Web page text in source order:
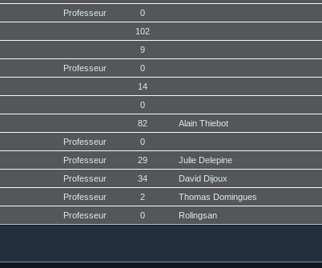
Professeur
0
102
9
Professeur
0
14
0
82 Alain Thiebot
Professeur
0
Professeur
29 Julie Delepine
Professeur
34 David Dijoux
Professeur
2 Thomas Domingues
Professeur
0 Rolingsan